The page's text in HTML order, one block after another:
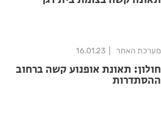
מערכת האתר 16.01.23
חולון: תאונת אופנוע קשה ברחוב
ההסתדרות